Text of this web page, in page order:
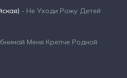
- Не Уходи Рожу Детей
Меня Крепче Родной